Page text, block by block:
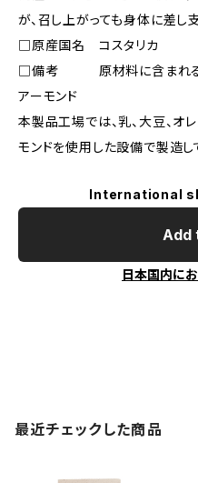
が、召し上がっても身体に差し
□原産国名 コスタリカ
□備考 原材料に含まれるア
アーモンド
本製品工場では、乳、大豆、オレ
モンドを使用した設備で製造し
International
Add
日本国内に
最近チェックした商品